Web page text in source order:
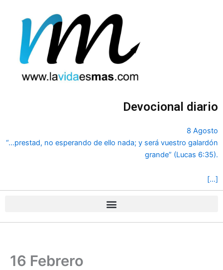
contenido
Devocional diario
8 Agosto
“...prestad, no esperando de ello nada; y será vuestro galardón
grande” (Lucas 6:35).
[…]
16 Febrero